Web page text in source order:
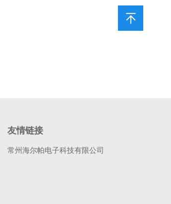
友情链接
常州海尔帕电子科技有限公司